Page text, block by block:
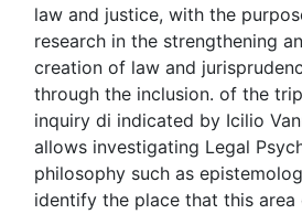
law and justice, with the
research in the strengthening
creation of law and
through the inclusion. of the
inquiry di indicated by Icilio
allows investigating Legal
philosophy such as
identify the place that this